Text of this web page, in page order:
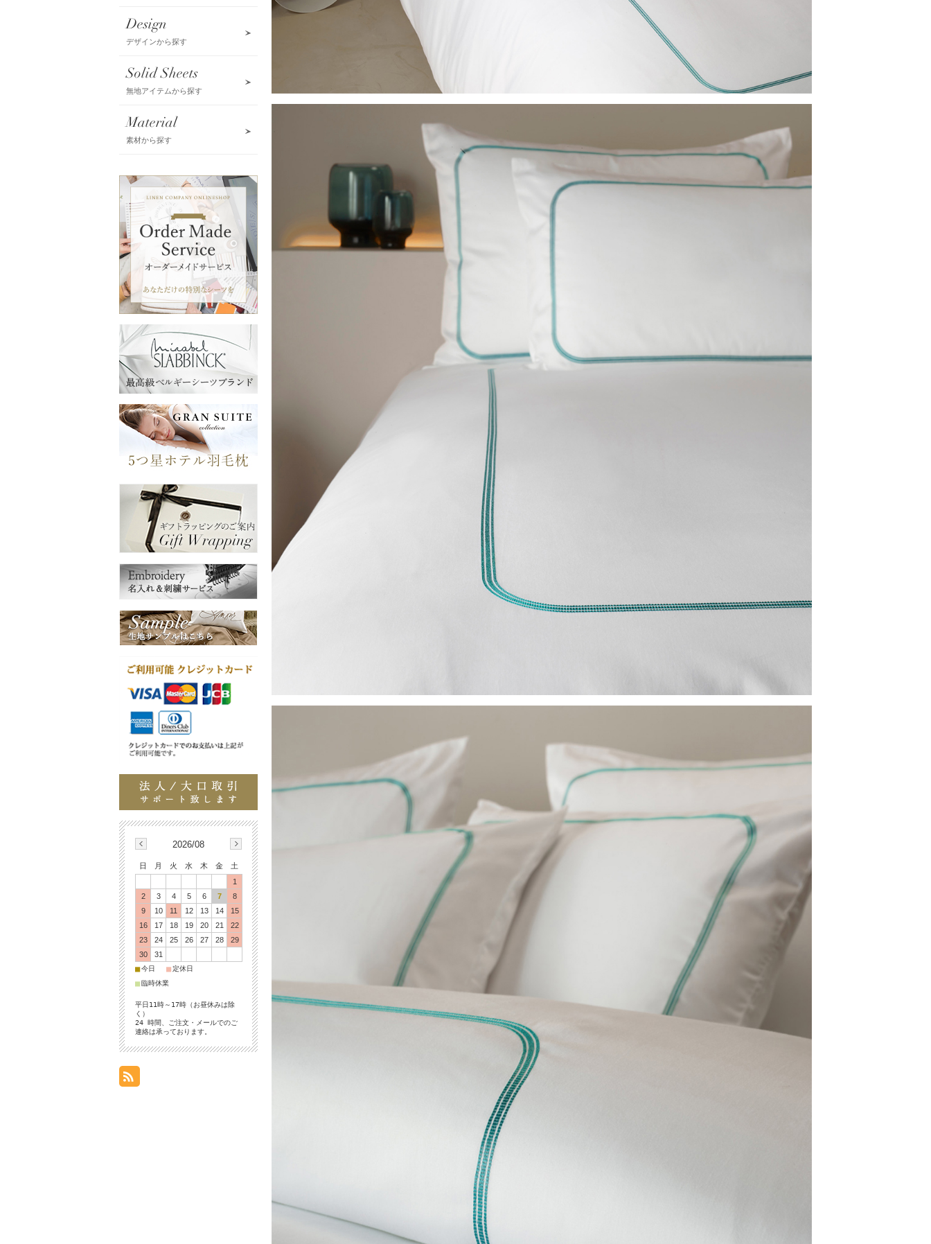
Design
デザインから探す
Solid Sheets
無地アイテムから探す
Material
素材から探す
2026/08
日 月 火 水 木 金
土
1
2
3 4 5 6 7
8
9
10 11 12 13 14
15
16
17 18 19 20 21
22
23
24 25 26 27 28
29
30
31
■今日 ■定休日
■臨時休業
平日11時～17時（お昼休みは除
く）
24 時間、ご注文・メールでのご
連絡は承っております。